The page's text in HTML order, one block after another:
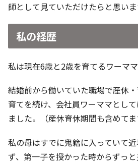
師として見ていただけたらと思いま
私の経歴
私は現在6歳と2歳を育てるワーママ
結婚前から働いていた職場で産休
育てを続け、会社員ワーママとし
ました。（産休育休期間も含めてま
私の母はすでに鬼籍に入っていて
ず、第一子を授かった時からずっ